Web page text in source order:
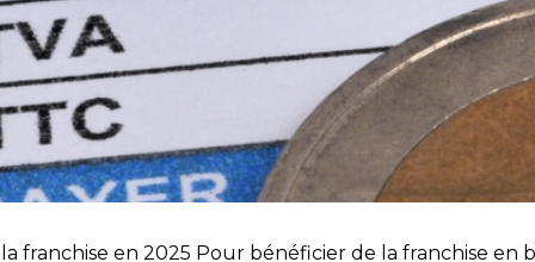
franchise en 2025 Pour bénéficier de la franchise en